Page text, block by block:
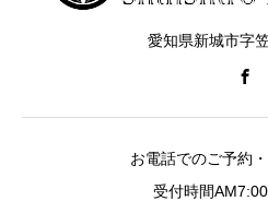
愛知県新城市字
お電話でのご予約
受付時間